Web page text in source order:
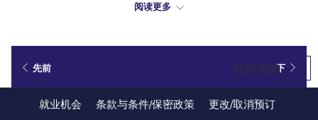
际旅游展，该展会于迪拜世界贸易中心隆重举行。丽昇酒店集团与马来西
亚旅游局及其他82家参展单位共同亮相，展现了马来西亚
及文化部长拿督斯里张庆信（D a t o’ S r i T i o n g K i n g S i n g）与旅
游局总干事拿督玛诺哈兰（D a t u k M a n o h a ra n Pe r i a s a m y）率
阅读更多
先前 下
回到顶部
就业机会 条款与条件/保密政策 更改/取消预订